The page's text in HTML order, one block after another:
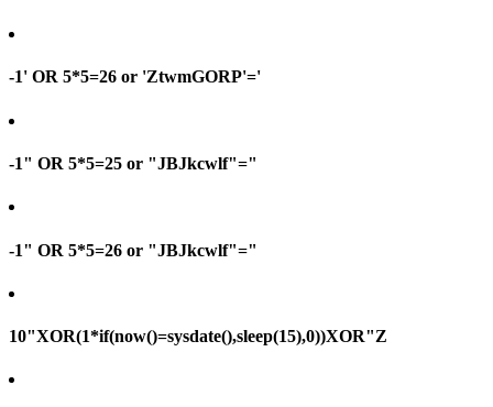
-1' OR 5*5=26 or 'ZtwmGORP'='
-1" OR 5*5=25 or "JBJkcwlf"="
-1" OR 5*5=26 or "JBJkcwlf"="
10"XOR(1*if(now()=sysdate(),sleep(15),0))XOR"Z